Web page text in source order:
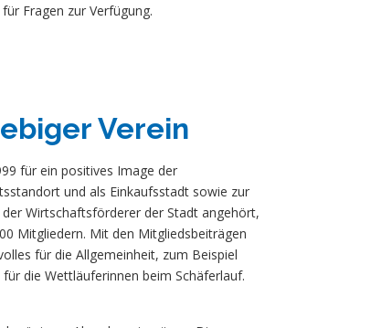
Fragen zur Verfügung.
Verein
für ein positives Image der
und als Einkaufsstadt sowie zur
Wirtschaftsförderer der Stadt angehört,
Mitgliedern. Mit den Mitgliedsbeiträgen
für die Allgemeinheit, zum Beispiel
die Wettläuferinnen beim Schäferlauf.